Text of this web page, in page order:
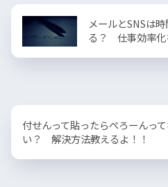
メールとSNSは
る？ 仕事効率化
付せんって貼ったらぺろーんっ
い？ 解決方法教えるよ！！